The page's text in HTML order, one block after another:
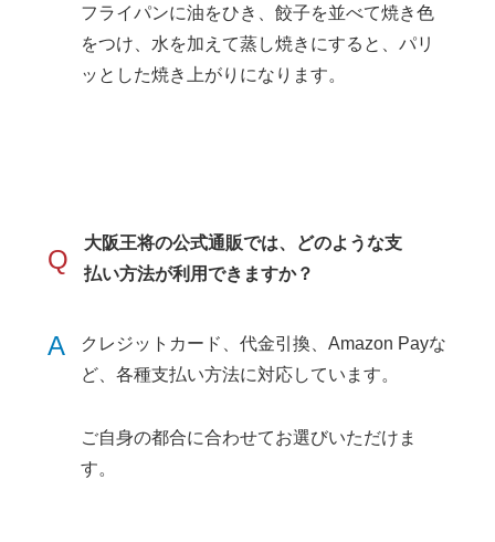
フライパンに油をひき、餃子を並べて焼き色
をつけ、水を加えて蒸し焼きにすると、パリ
ッとした焼き上がりになります。
Q
大阪王将の公式通販では、どのような支
払い方法が利用できますか？
A
クレジットカード、代金引換、Amazon Payな
ど、各種支払い方法に対応しています。
ご自身の都合に合わせてお選びいただけま
す。